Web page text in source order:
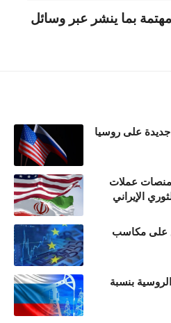
بما ينشر عبر وسائل
جديدة على روسيا
عملات
الإيراني
على مكاسب
بنسبة